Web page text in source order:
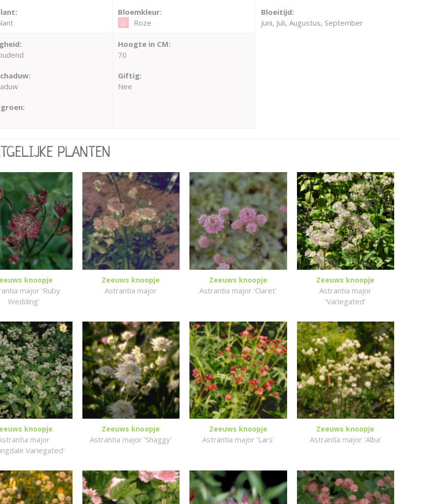
Bloemkleur:
Roze
Bloeitijd:
Juni, Juli, Augustus, September
Hoogte in CM:
70
Giftig:
Nee
PLANTEN
knoopje
major 'Ruby
Wedding'
Zeeuws knoopje
Astrantia major
Zeeuws knoopje
Astrantia major 'Claret'
Zeeuws knoopje
Astrantia major
'Variegated'
knoopje
major
Variegated'
Zeeuws knoopje
Astrantia major 'Shaggy'
Zeeuws knoopje
Astrantia major 'Lars'
Zeeuws knoopje
Astrantia major 'Alba'